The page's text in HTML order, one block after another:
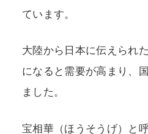
ています。
大陸から日本に伝えられ
になると需要が高まり、
ました。
宝相華（ほうそうげ）と